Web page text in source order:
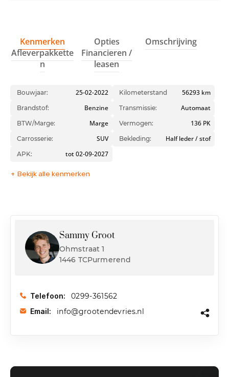
Kenmerken Opties
Omschrijving
Afleverpakkette
n
Financieren /
leasen
Bouwjaar: 25-02-2022 Kilometerstand 56293 km
Brandstof: Benzine Transmissie: Automaat
BTW/Marge: Marge Vermogen: 136 PK
Carrosserie: SUV Bekleding: Half leder / stof
APK: tot 02-09-2027
+ Bekijk alle kenmerken
Sammy Groot
Ohmstraat 1
1446 TCPurmerend
Telefoon: 0299-361562
Email: info@grootendevries.nl